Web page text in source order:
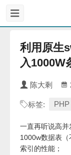
利用原生
入1000W
陈大剩
标签: PHP
一直再听说高
1000w数据表
索引的性能；